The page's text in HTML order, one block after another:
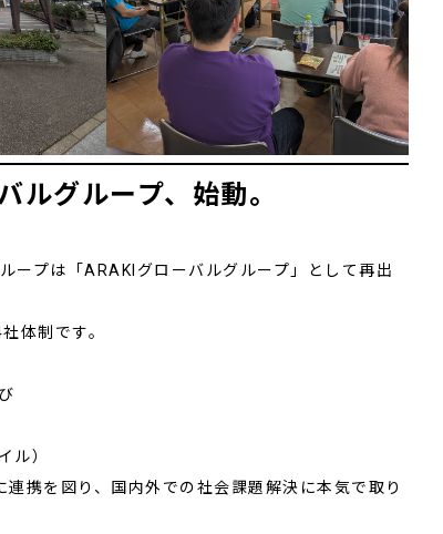
ルグループ、始動。
ープは「ARAKIグローバルグループ」として再出
体制です。
ル）
連携を図り、国内外での社会課題解決に本気で取り